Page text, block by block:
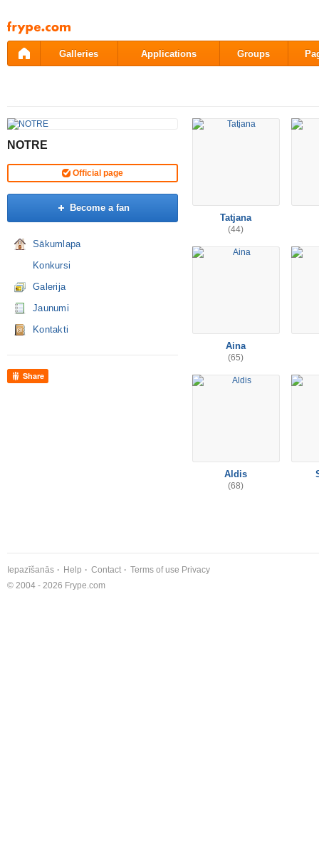
Pāriet
uz
saturu
Galleries Applications Groups
NOTRE
Official page
Become a fan
Sākumlapa
Konkursi
Galerija
Jaunumi
Kontakti
Share
Tatjana
(44)
Aina
(65)
Aldis
(68)
Iepazīšanās Help Contact Terms of use Privacy
© 2004 - 2026 Frype.com